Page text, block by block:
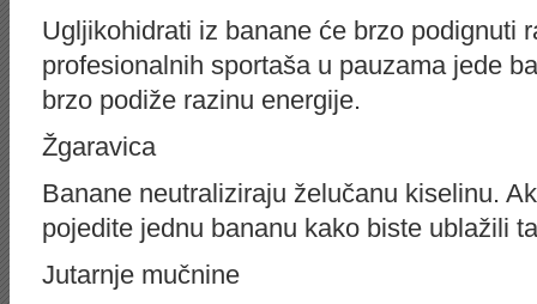
Ugljikohidrati iz banane će brzo podignuti
profesionalnih sportaša u pauzama jede
brzo podiže razinu energije.
Žgaravica
Banane neutraliziraju želučanu kiselinu.
pojedite jednu bananu kako biste ublažili
Jutarnje mučnine